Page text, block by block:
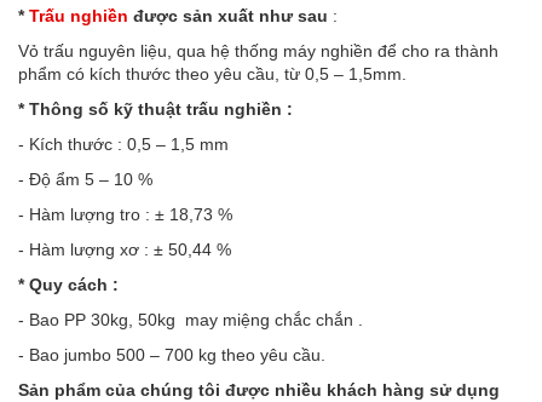
*Trấu nghiền được sản xuất như sau :
Vỏ trấu nguyên liệu, qua hệ thống máy nghiền để cho ra thành
phẩm có kích thước theo yêu cầu, từ 0,5 – 1,5mm.
* Thông số kỹ thuật trấu nghiền :
- Kích thước : 0,5 – 1,5 mm
- Độ ẩm 5 – 10 %
- Hàm lượng tro : ± 18,73 %
- Hàm lượng xơ : ± 50,44 %
* Quy cách :
- Bao PP 30kg, 50kg may miệng chắc chắn .
- Bao jumbo 500 – 700 kg theo yêu cầu.
Sản phẩm của chúng tôi được nhiều khách hàng sử dụng